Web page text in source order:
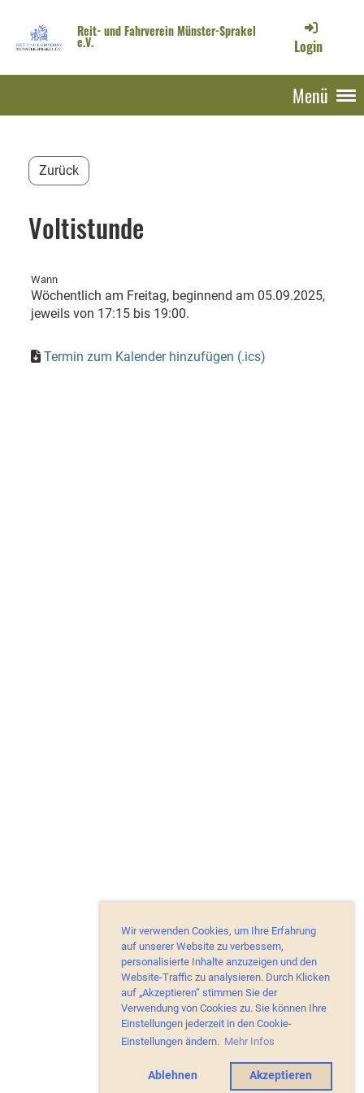
Wir verwenden Cookies, um Ihre Erfahrung
auf unserer Website zu verbessern,
personalisierte Inhalte anzuzeigen und den
Website-Traffic zu analysieren. Durch Klicken
auf „Akzeptieren“ stimmen Sie der
Verwendung von Cookies zu. Sie können Ihre
Einstellungen jederzeit in den Cookie-
Einstellungen ändern. Mehr Infos
Ablehnen Akzeptieren
Reit- und Fahrverein Münster-Sprakel
e.V. Login
Menü
Zurück
Voltistunde
Wann
Wöchentlich am Freitag, beginnend am 05.09.2025,
jeweils von 17:15 bis 19:00.
Termin zum Kalender hinzufügen (.ics)